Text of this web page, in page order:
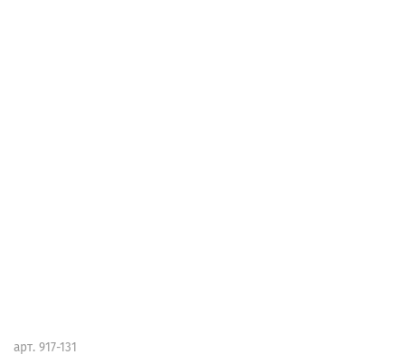
арт. 917-131